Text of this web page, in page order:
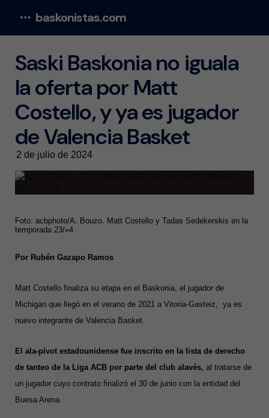
baskonistas.com
Saski Baskonia no iguala
la oferta por Matt
Costello, y ya es jugador
de Valencia Basket
2 de julio de 2024
Foto: acbphoto/A. Bouzo. Matt Costello y Tadas Sedekerskis en la
temporada 23/»4
Por Rubén Gazapo Ramos
Matt Costello finaliza su etapa en el Baskonia, el jugador de
Michigan que llegó en el verano de 2021 a Vitoria-Gasteiz, ya es
nuevo integrante de Valencia Basket.
El ala-pívot estadounidense fue inscrito en la lista de derecho
de tanteo de la Liga ACB por parte del club alavés, al tratarse de
un jugador cuyo contrato finalizó el 30 de junio con la entidad del
Buesa Arena.